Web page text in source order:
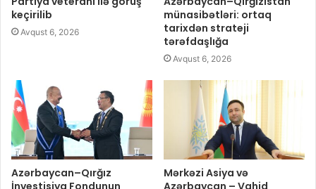
keçirilib
Avqust 6, 2026
münasibətləri: ortaq
tarixdən strateji
tərəfdaşlığa
Avqust 6, 2026
Azərbaycan–Qırğız
İnvestisiya Fondunun
Mərkəzi Asiya və
Azərbaycan – Vahid